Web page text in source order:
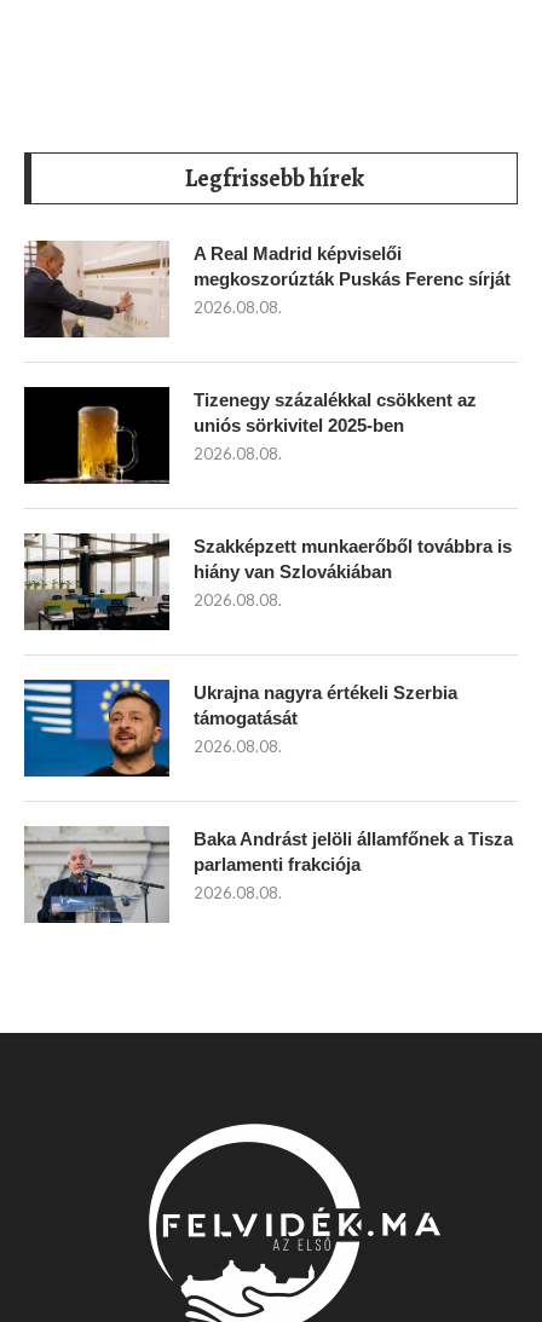
Legfrissebb hírek
A Real Madrid képviselői
megkoszorúzták Puskás Ferenc sírját
2026.08.08.
Tizenegy százalékkal csökkent az
uniós sörkivitel 2025-ben
2026.08.08.
Szakképzett munkaerőből továbbra is
hiány van Szlovákiában
2026.08.08.
Ukrajna nagyra értékeli Szerbia
támogatását
2026.08.08.
Baka Andrást jelöli államfőnek a Tisza
parlamenti frakciója
2026.08.08.